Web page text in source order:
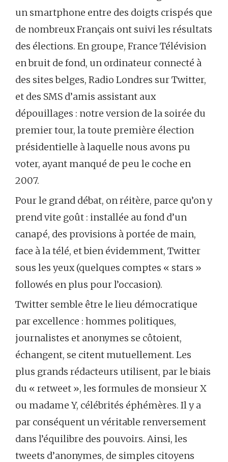
un smartphone entre des doigts crispés que
de nombreux Français ont suivi les résultats
des élections. En groupe, France Télévision
en bruit de fond, un ordinateur connecté à
des sites belges, Radio Londres sur Twitter,
et des SMS d’amis assistant aux
dépouillages : notre version de la soirée du
premier tour, la toute première élection
présidentielle à laquelle nous avons pu
voter, ayant manqué de peu le coche en
2007.
Pour le grand débat, on réitère, parce qu’on y
prend vite goût : installée au fond d’un
canapé, des provisions à portée de main,
face à la télé, et bien évidemment, Twitter
sous les yeux (quelques comptes « stars »
followés en plus pour l’occasion).
Twitter semble être le lieu démocratique
par excellence : hommes politiques,
journalistes et anonymes se côtoient,
échangent, se citent mutuellement. Les
plus grands rédacteurs utilisent, par le biais
du « retweet », les formules de monsieur X
ou madame Y, célébrités éphémères. Il y a
par conséquent un véritable renversement
dans l’équilibre des pouvoirs. Ainsi, les
tweets d’anonymes, de simples citoyens